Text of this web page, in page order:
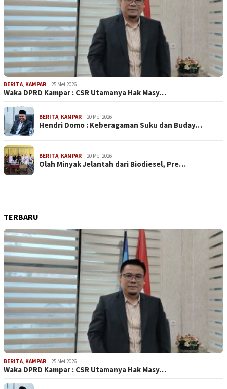
BERITA, KAMPAR 25 Mei 2026
Waka DPRD Kampar : CSR Utamanya Hak Masy…
BERITA, KAMPAR 20 Mei 2026
Hendri Domo : Keberagaman Suku dan Buday…
BERITA, KAMPAR 20 Mei 2026
Olah Minyak Jelantah dari Biodiesel, Pre…
TERBARU
BERITA, KAMPAR 25 Mei 2026
Waka DPRD Kampar : CSR Utamanya Hak Masy…